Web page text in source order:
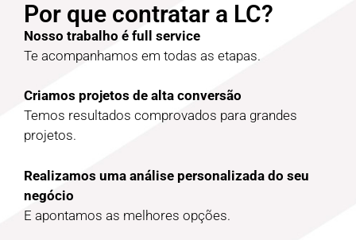
Por que contratar a LC?
Nosso trabalho é full service
Te acompanhamos em todas as etapas.
Criamos projetos de alta conversão
Temos resultados comprovados para grandes
projetos.
Realizamos uma análise personalizada do seu
negócio
E apontamos as melhores opções.